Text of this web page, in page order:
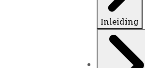
Inleiding